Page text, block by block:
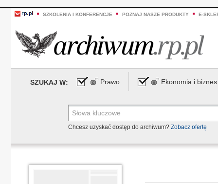
SZKOLENIA I KONFERENCJE POZNAJ NASZE PRODUKTY E-
SZUKAJ W: Prawo Ekonomia i biznes
Chcesz uzyskać dostęp do archiwum? Zobacz ofertę